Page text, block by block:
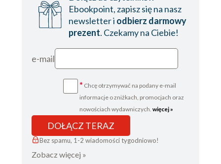
Ebookpoint, zapisz się na nasz
newsletter i odbierz darmowy
prezent. Czekamy na Ciebie!
e-mail
* Chcę otrzymywać na podany e-mail
informacje o zniżkach, promocjach oraz
nowościach wydawniczych. więcej »
DOŁĄCZ TERAZ
Bez spamu, 1-2 wiadomości tygodniowo!
Zobacz więcej »